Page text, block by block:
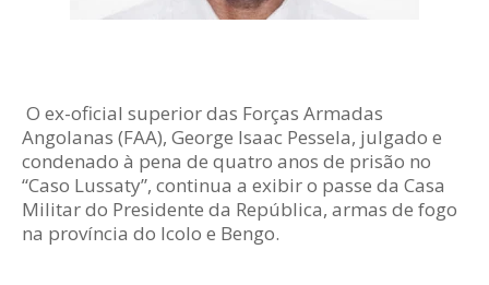
O ex-oficial superior das Forças Armadas
Angolanas (FAA), George Isaac Pessela, julgado e
condenado à pena de quatro anos de prisão no
“Caso Lussaty”, continua a exibir o passe da Casa
Militar do Presidente da República, armas de fogo
na província do Icolo e Bengo.